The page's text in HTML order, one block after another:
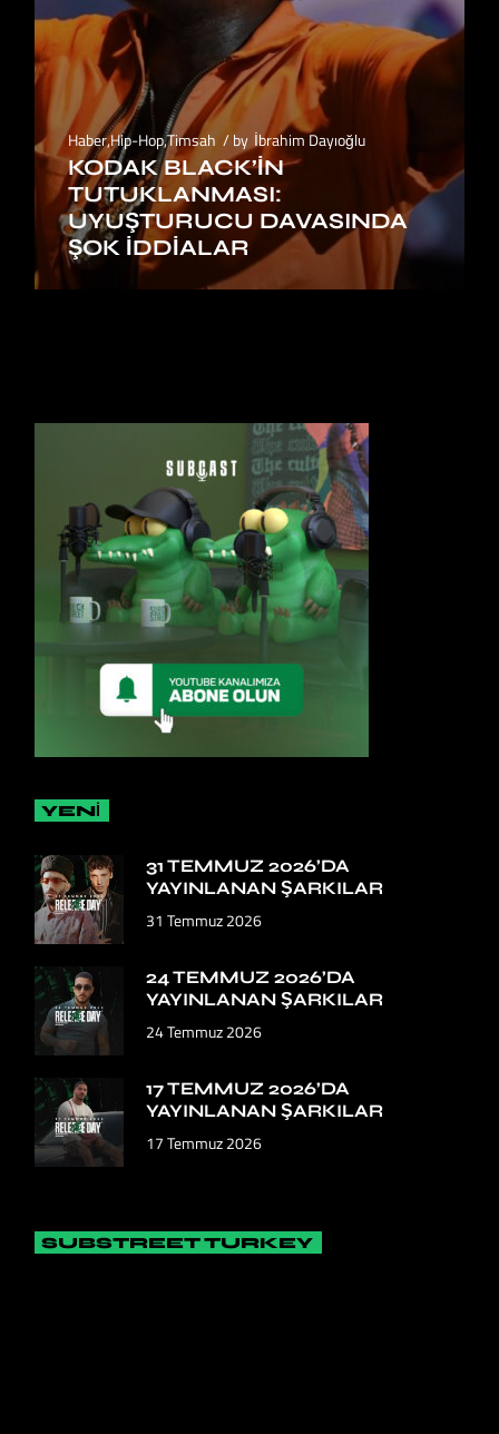
Haber,Hip-Hop,Timsah by İbrahim Dayıoğlu
KODAK BLACK’IN
TUTUKLANMASI:
UYUŞTURUCU DAVASINDA
ŞOK İDDIALAR
YENİ
31 TEMMUZ 2026’DA
YAYINLANAN ŞARKILAR
31 Temmuz 2026
24 TEMMUZ 2026’DA
YAYINLANAN ŞARKILAR
24 Temmuz 2026
17 TEMMUZ 2026’DA
YAYINLANAN ŞARKILAR
17 Temmuz 2026
SUBSTREET TURKEY